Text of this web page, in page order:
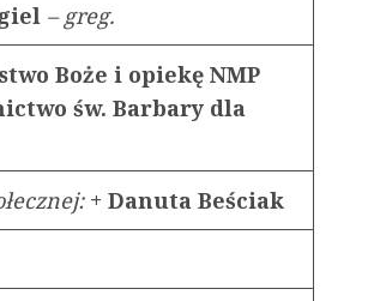
– greg.
Boże i opiekę NMP
św. Barbary dla
+ Danuta Beściak